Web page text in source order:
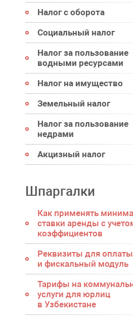
Налог с оборота
Социальный налог
Налог за пользование
водными ресурсами
Налог на имущество
Земельный налог
Налог за пользование
недрами
Акцизный налог
Шпаргалки
Как применять
ставки аренды с
коэффициентов
Реквизиты для
и фискальный модуль
Тарифы на
услуги для юрлиц
в Узбекистане